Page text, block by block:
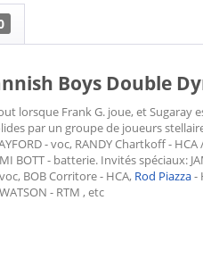
Boys Double
lorsque Frank G. joue, et Sugaray
par un groupe de joueurs
- voc, RANDY Chartkoff - HCA
BOTT - batterie. Invités spéciaux:
BOB Corritore - HCA, Rod Piazza-
- RTM , etc